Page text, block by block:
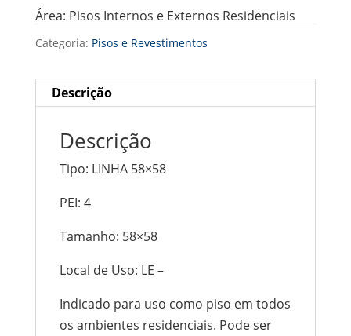
Área: Pisos Internos e Externos Residenciais
Categoria: Pisos e Revestimentos
Descrição
Descrição
Tipo: LINHA 58×58
PEI: 4
Tamanho: 58×58
Local de Uso: LE –
Indicado para uso como piso em todos
os ambientes residenciais. Pode ser